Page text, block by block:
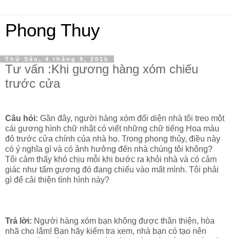
Phong Thuy
Thứ Sáu, 4 tháng 9, 2015
Tư vấn :Khi gương hàng xóm chiếu
trước cửa
Câu hỏi: Gần đây, người hàng xóm đối diện nhà tôi treo một
cái gương hình chữ nhật có viết những chữ tiếng Hoa màu
đỏ trước cửa chính của nhà họ. Trong phong thủy, điều này
có ý nghĩa gì và có ảnh hưởng đến nhà chúng tôi không?
Tôi cảm thấy khó chịu mỗi khi bước ra khỏi nhà và có cảm
giác như tấm gương đó đang chiếu vào mất mình. Tôi phải
gì để cải thiện tình hình này?
Trả lời: Người hàng xóm bạn không được thân thiện, hòa
nhã cho lắm! Bạn hãy kiểm tra xem, nhà bạn có tạo nên